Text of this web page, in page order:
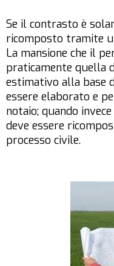
Se il contrasto è
ricomposto tramite
La mansione che il
praticamente quella
estimativo alla base
essere elaborato e
notaio; quando
deve essere
processo civile.